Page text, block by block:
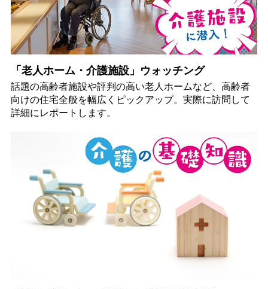
「老人ホーム・介護施設」ウォッチング
話題の高齢者施設や評判の高い老人ホームなど、高齢者
向けの住宅全般を幅広くピックアップ。実際に訪問して
詳細にレポートします。